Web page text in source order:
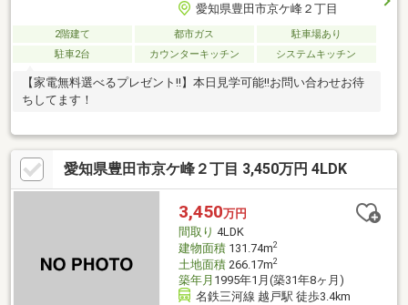
愛知県豊田市京ケ峰２丁目
2階建て 都市ガス
駐車場あり
駐車2台
カウンターキッチン システムキッチン
【家電無料選べるプレゼント!!】本日見学可能!!お問い合わせお待
ちしてます！
愛知県豊田市京ケ峰２丁目 3,450万円 4LDK
3,450万円
間取り 4LDK
建物面積131.74m2
土地面積266.17m2
築年月 1995年1月(築31年8ヶ月)
名鉄三河線 越戸駅 徒歩3.4km